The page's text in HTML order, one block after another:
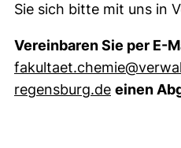
Sie sich bitte mit uns in
Vereinbaren Sie per E-
regensburg.de(öffnet Ihr
einen